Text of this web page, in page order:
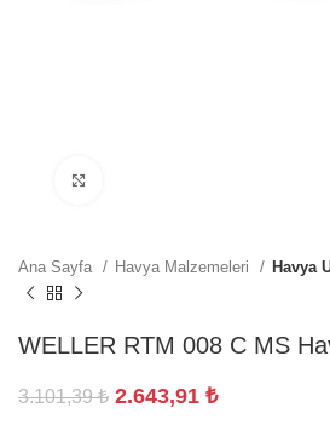
Ana Sayfa Havya Malzemeleri Havya
WELLER RTM 008 C MS
3.101,39₺ 2.643,91 ₺